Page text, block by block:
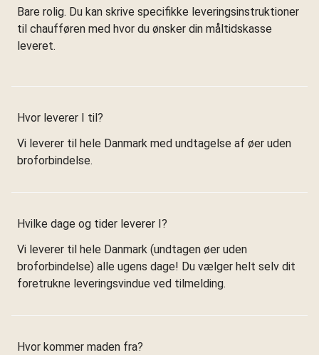
Bare rolig. Du kan skrive specifikke leveringsinstruktioner
til chaufføren med hvor du ønsker din måltidskasse
leveret.
Hvor leverer I til?
Vi leverer til hele Danmark med undtagelse af øer uden
broforbindelse.
Hvilke dage og tider leverer I?
Vi leverer til hele Danmark (undtagen øer uden
broforbindelse) alle ugens dage! Du vælger helt selv dit
foretrukne leveringsvindue ved tilmelding.
Hvor kommer maden fra?